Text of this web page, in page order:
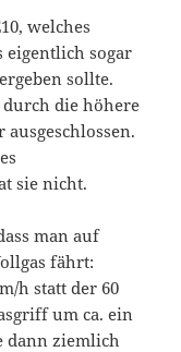
welches
eigentlich sogar
sollte.
durch die höhere
sie nicht.
man auf
fährt:
h statt der 60
um ca. ein
dann ziemlich